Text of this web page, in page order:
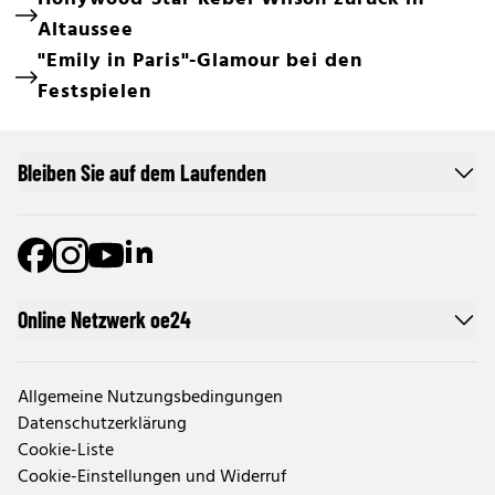
Altaussee
"Emily in Paris"-Glamour bei den
Festspielen
Online Netzwerk oe24
Allgemeine Nutzungsbedingungen
Datenschutzerklärung
Cookie-Liste
Cookie-Einstellungen und Widerruf
Bleiben Sie auf dem Laufenden